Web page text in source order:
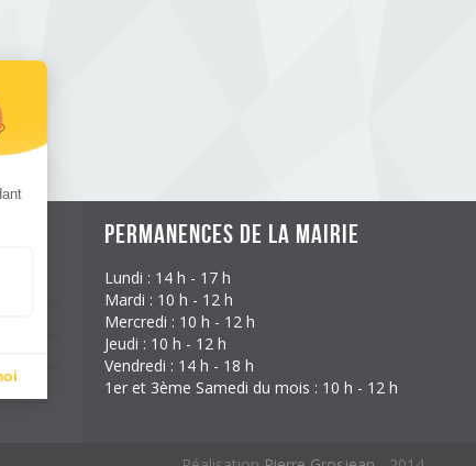
Permanences de la mairie
Lundi : 14 h - 17 h
Mardi : 10 h - 12 h
Mercredi : 10 h - 12 h
Jeudi : 10 h - 12 h
Vendredi : 14 h - 18 h
1er et 3ème Samedi du mois : 10 h - 12 h